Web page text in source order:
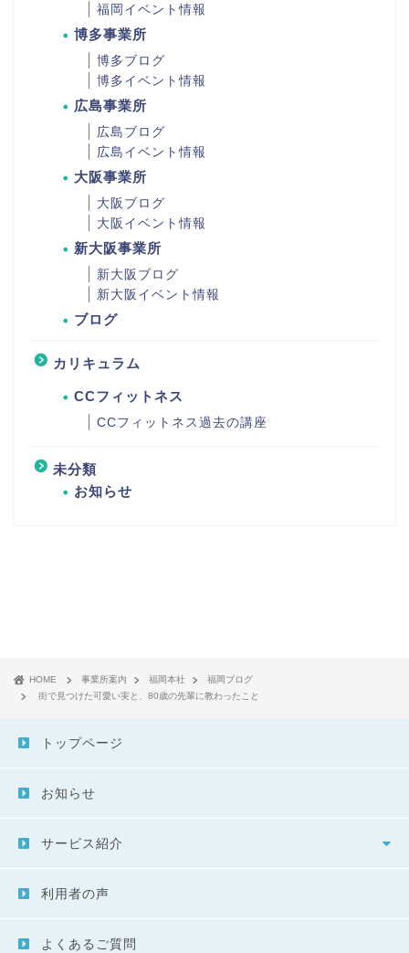
福岡イベント情報
博多事業所
博多ブログ
博多イベント情報
広島事業所
広島ブログ
広島イベント情報
大阪事業所
大阪ブログ
大阪イベント情報
新大阪事業所
新大阪ブログ
新大阪イベント情報
ブログ
カリキュラム
CCフィットネス
CCフィットネス過去の講座
未分類
お知らせ
HOME 事業所案内 福岡本社
福岡ブログ
街で見つけた可愛い実と、80歳の先輩に教わったこと
トップページ
お知らせ
サービス紹介
利用者の声
よくあるご質問